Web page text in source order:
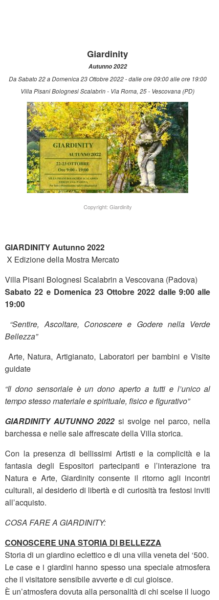
Giardinity
Autunno 2022
Da Sabato 22 a Domenica 23 Ottobre 2022 - dalle ore 09:00 alle ore 19:00
Villa Pisani Bolognesi Scalabrin - Via Roma, 25 - Vescovana (PD)
Copyright: Giardinity
GIARDINITY Autunno 2022
X Edizione della Mostra Mercato
Villa Pisani Bolognesi Scalabrin a Vescovana (Padova)
Sabato 22 e Domenica 23 Ottobre 2022 dalle 9:00 alle
19:00
“Sentire, Ascoltare, Conoscere e Godere nella Verde
Bellezza”
Arte, Natura, Artigianato, Laboratori per bambini e Visite
guidate
“Il dono sensoriale è un dono aperto a tutti e l’unico al
tempo stesso materiale e spirituale, fisico e figurativo”
GIARDINITY AUTUNNO 2022si svolge nel parco, nella
barchessa e nelle sale affrescate della Villa storica.
Con la presenza di bellissimi Artisti e la complicità e la
fantasia degli Espositori partecipanti e l’interazione tra
Natura e Arte, Giardinity consente il ritorno agli incontri
culturali, al desiderio di libertà e di curiosità tra festosi inviti
all’acquisto.
COSA FARE A GIARDINITY:
CONOSCERE UNA STORIA DI BELLEZZA
Storia di un giardino eclettico e di una villa veneta del ‘500.
Le case e i giardini hanno spesso una speciale atmosfera
che il visitatore sensibile avverte e di cui gioisce.
È un’atmosfera dovuta alla personalità di chi scelse il luogo